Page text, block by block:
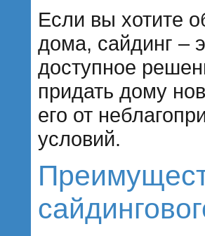
Если вы хотите
дома, сайдинг –
доступное
придать дому
его от
условий.